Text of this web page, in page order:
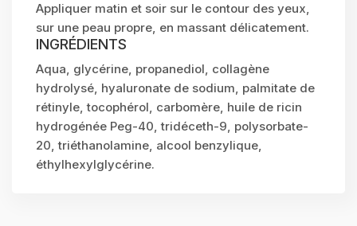
Appliquer matin et soir sur le contour des yeux,
sur une peau propre, en massant délicatement.
INGRÉDIENTS
Aqua, glycérine, propanediol, collagène
hydrolysé, hyaluronate de sodium, palmitate de
rétinyle, tocophérol, carbomère, huile de ricin
hydrogénée Peg-40, tridéceth-9, polysorbate-
20, triéthanolamine, alcool benzylique,
éthylhexylglycérine.